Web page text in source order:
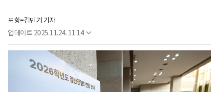
포항=김민기 기자
업데이트 2025.11.24. 11:14